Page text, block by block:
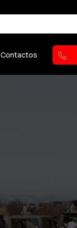
Contactos